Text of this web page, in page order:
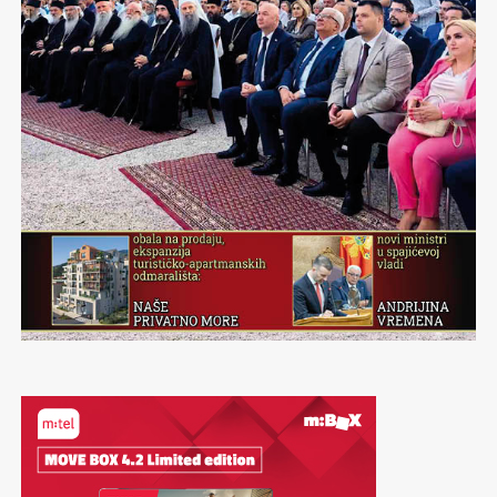
takođe. Tamo gdje nema demokratije traži se pravo na
krik. Monitor se za njega izborio hiljadu puta. Taj krik
pretočen na papir svjedoči o ratovima, Dubrovniku,
Sarajevu, Vukovaru, Srebrenici, Miloševiću,
bombardovanju, nezavisnosti, ubistvima, korupciji,
kriminalu, tranziciji, odgovornosti i ljudskoj
neodgovornosti. Taj krik zove na slobodu. Naravno i
danas. Slobodan građanin u Crnoj Gori je sjutra slobodan
građanin Evrope.
Opasno je ugroženo pravo na krik. Opasno je biti
fotograf ili urednik dnevnog glasila. Opasno je biti
advokat i ručati u restoranu. Opasno je biti komšija
policijski inspektor dok odvode ljude pod nož. Opasno je
učiti o slobodi i biti profesor na univerzitetu. Opasno je
pisati o kriminalu i korupciji. Opasno je otkrivati,
svjedočiti i opominjati. Opasno je biti monitor našeg